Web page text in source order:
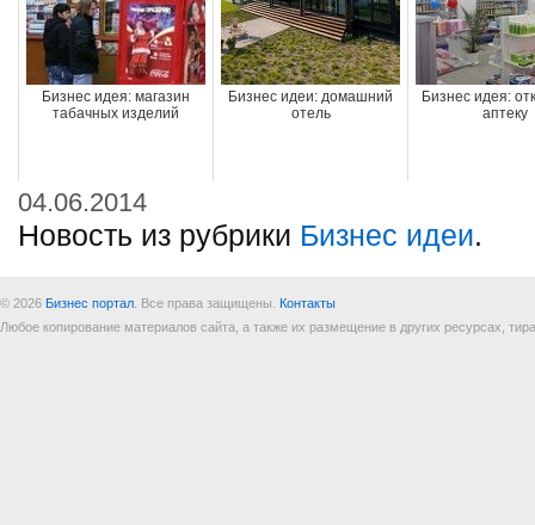
Бизнес идея: магазин
табачных изделий
Бизнес идеи: домашний
отель
Бизнес идея:
аптеку
04.06.2014
Новость из рубрики Бизнес идеи.
© 2026 Бизнес портал . Все права защищены. Контакты
Любое копирование материалов сайта, а также их размещение в других ресурсах,